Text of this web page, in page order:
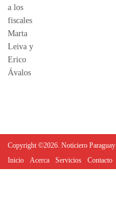
Copyright ©2026. Noticiero Paraguay
Inicio
Acerca Servicios Contacto